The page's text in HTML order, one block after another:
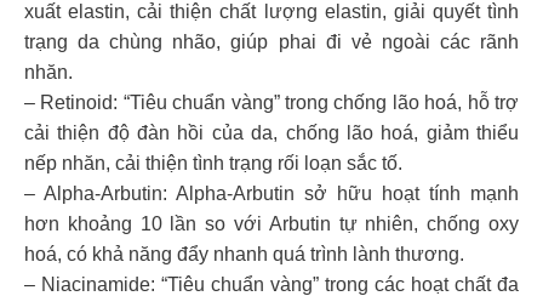
xuất elastin, cải thiện chất lượng elastin, giải quyết tình
trạng da chùng nhão, giúp phai đi vẻ ngoài các rãnh
nhăn.
– Retinoid: “Tiêu chuẩn vàng” trong chống lão hoá, hỗ trợ
cải thiện độ đàn hồi của da, chống lão hoá, giảm thiểu
nếp nhăn, cải thiện tình trạng rối loạn sắc tố.
– Alpha-Arbutin: Alpha-Arbutin sở hữu hoạt tính mạnh
hơn khoảng 10 lần so với Arbutin tự nhiên, chống oxy
hoá, có khả năng đẩy nhanh quá trình lành thương.
– Niacinamide: “Tiêu chuẩn vàng” trong các hoạt chất đa